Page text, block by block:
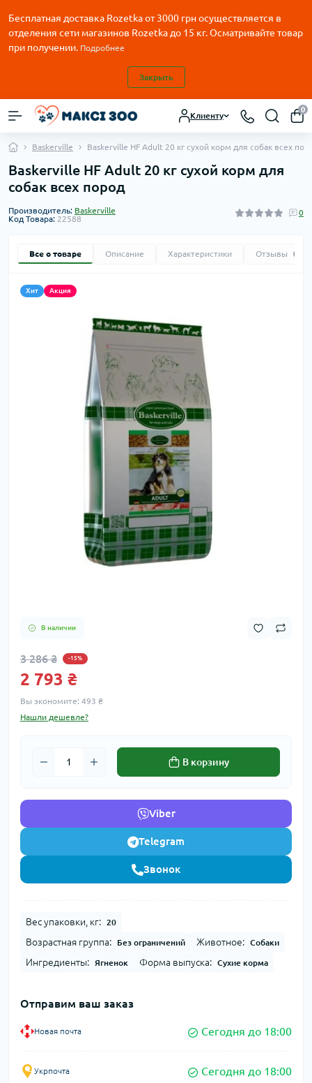
Бесплатная доставка Rozetka от3000 грн осуществляется в
отделения сети магазинов Rozetka до 15 кг. Осматривайте товар
при получении. Подробнее
Закрыть
Клиенту
0
Baskerville Baskerville HF Adult 20 кг сухой корм для собак всех
Baskerville HF Adult 20 кг сухой корм для
собак всех пород
Производитель: Baskerville
Код Товара: 22588
0
Все о товаре Описание Характеристики Отзывы
Хит Акция
В наличии
3 286 ₴ -15%
2 793 ₴
Вы экономите: 493 ₴
Нашли дешевле?
В корзину
Viber
Telegram
Звонок
Вес упаковки, кг: 20
Возрастная группа: Без ограничений Животное: Собаки
Ингредиенты: Ягненок Форма выпуска: Сухие корма
Отправим ваш заказ
Новая почта Сегодня до 18:00
Укрпочта Сегодня до 18:00